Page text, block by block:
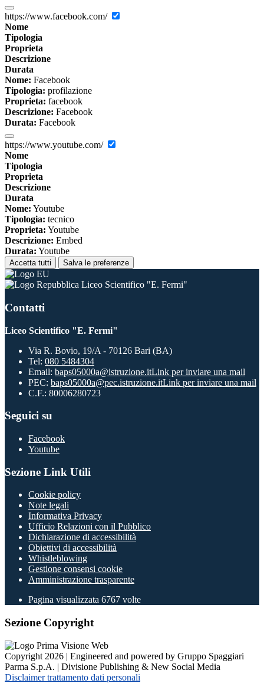
https://www.facebook.com/
Nome
Tipologia
Proprieta
Descrizione
Durata
Nome: Facebook
Tipologia: profilazione
Proprieta: facebook
Descrizione: Facebook
Durata: Facebook
https://www.youtube.com/
Nome
Tipologia
Proprieta
Descrizione
Durata
Nome: Youtube
Tipologia: tecnico
Proprieta: Youtube
Descrizione: Embed
Durata: Youtube
Accetta tutti Salva le preferenze
Liceo Scientifico "E. Fermi"
Contatti
Liceo Scientifico "E. Fermi"
Via R. Bovio, 19/A - 70126 Bari (BA)
Tel: 080 5484304
Email: baps05000a@istruzione.itLink per inviare una mail
PEC: baps05000a@pec.istruzione.itLink per inviare una mail
C.F.: 80006280723
Seguici su
Facebook
Youtube
Sezione Link Utili
Cookie policy
Note legali
Informativa Privacy
Ufficio Relazioni con il Pubblico
Dichiarazione di accessibilità
Obiettivi di accessibilità
Whistleblowing
Gestione consensi cookie
Amministrazione trasparente
Pagina visualizzata 6767 volte
Sezione Copyright
Copyright 2026 | Engineered and powered by Gruppo Spaggiari
Parma S.p.A. | Divisione Publishing & New Social Media
Disclaimer trattamento dati personali